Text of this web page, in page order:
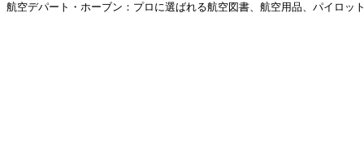
航空デパート・ホーブン：プロに選ばれる航空図書、航空用品、パイロッ